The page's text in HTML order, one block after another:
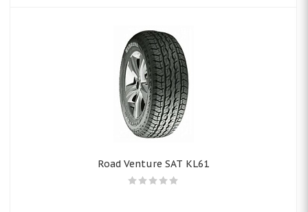
Road Venture SAT KL61